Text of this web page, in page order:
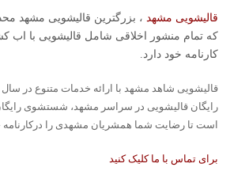
قالیشویی مشهد ، بزرگترین قالیشویی مشهد
که تمام منشور اخلاقی شامل قالیشویی با اب
کارنامه خود دارد.
قالیشویی شاهد مشهد با ارائه خدمات متنوع در
رایگان قالیشویی در سراسر مشهد، شستشوی رایگان
است تا رضایت شما همشریان مشهدی را درکارنامه
برای تماس با ما کلیک کنید